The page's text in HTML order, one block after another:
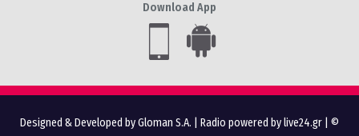
Download App
Designed & Developed by Gloman S.A. Radio powered by live24.gr | ©